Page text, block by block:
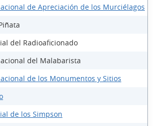
de Apreciación de los Murciélagos
del Radioaficionado
del Malabarista
de los Monumentos y Sitios
de los Simpson